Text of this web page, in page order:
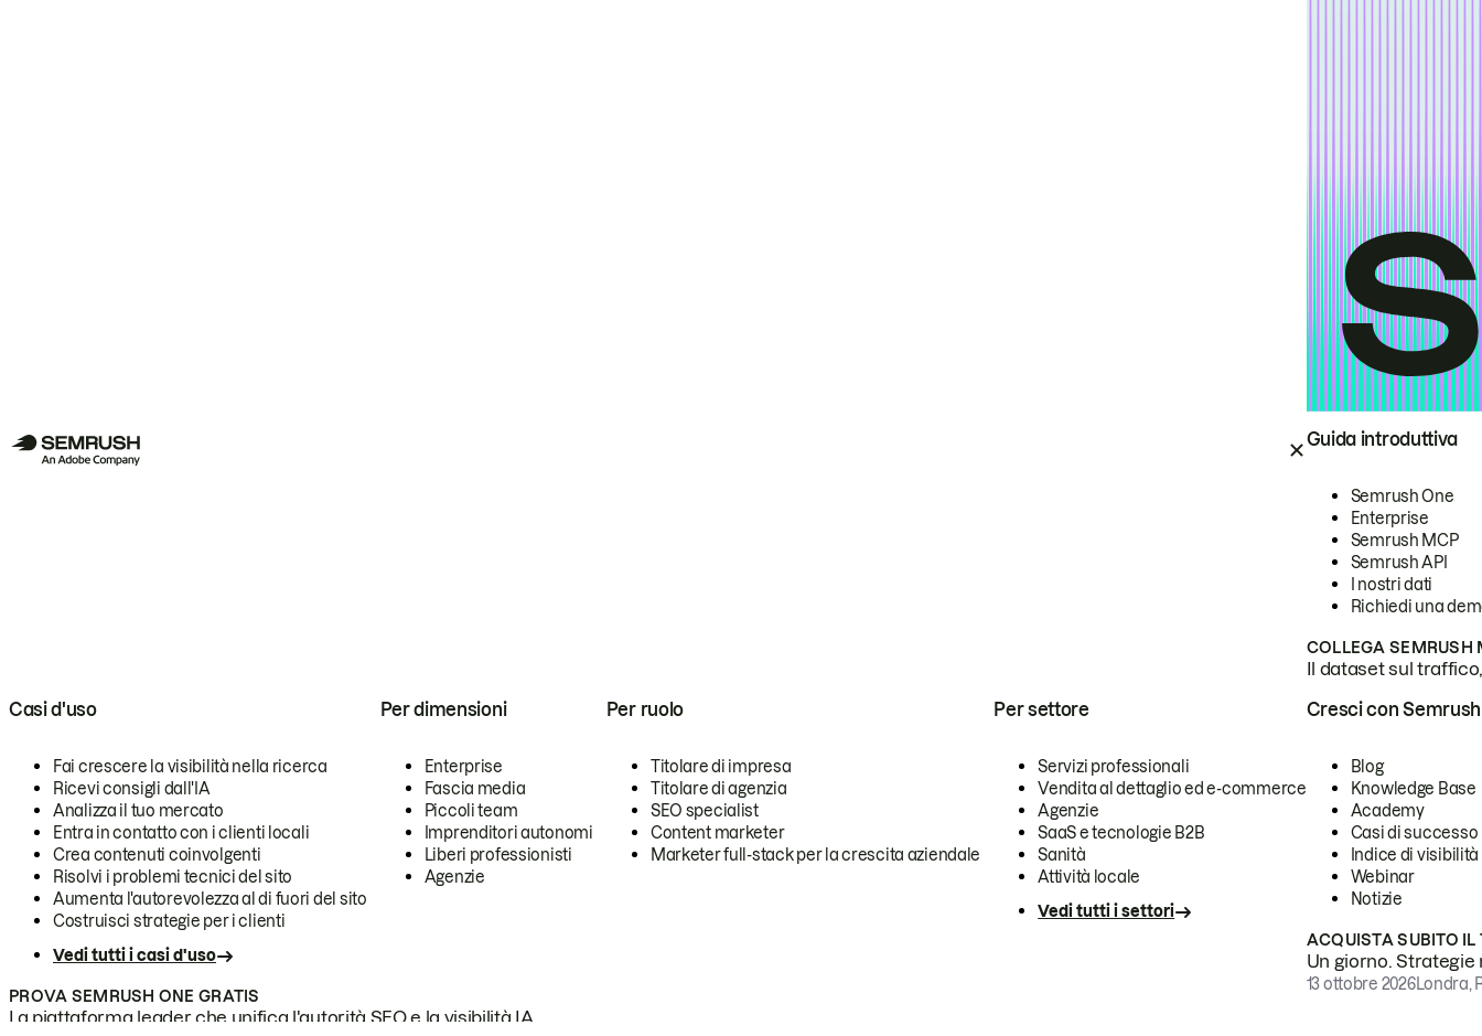
Guida introduttiva
Semrush One
Enterprise
Semrush MCP
Semrush API
I nostri dati
Richiedi una
COLLEGA SEMRUSH
Il dataset sul
Casi d'uso
Fai crescere la visibilità nella ricerca
Ricevi consigli dall'IA
Analizza il tuo mercato
Entra in contatto con i clienti locali
Crea contenuti coinvolgenti
Risolvi i problemi tecnici del sito
Aumenta l'autorevolezza al di fuori del sito
Costruisci strategie per i clienti
Vedi tutti i casi d'uso
Per dimensioni
Enterprise
Fascia media
Piccoli team
Imprenditori autonomi
Liberi professionisti
Agenzie
Per ruolo
Titolare di impresa
Titolare di agenzia
SEO specialist
Content marketer
Marketer full-stack per la crescita aziendale
Per settore
Servizi professionali
Vendita al dettaglio ed e-commerce
Agenzie
SaaS e tecnologie B2B
Sanità
Attività locale
Vedi tutti i settori
PROVA SEMRUSH ONE GRATIS
La piattaforma leader che unifica l'autorità SEO e la visibilità IA.
Cresci con Semrush
Blog
Knowledge Base
Academy
Casi di successo
Indice di visibilità
Webinar
Notizie
ACQUISTA SUBITO IL
Un giorno.
13 ottobre 2026Londra,